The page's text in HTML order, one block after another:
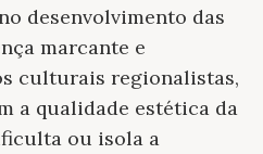
desenvolvimento das
marcante e
culturais regionalistas,
a qualidade estética da
ou isola a